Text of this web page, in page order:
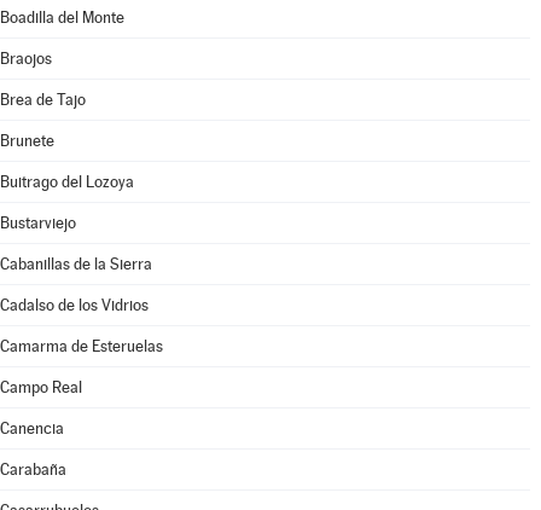
Boadilla del Monte
Braojos
Brea de Tajo
Brunete
Buitrago del Lozoya
Bustarviejo
Cabanillas de la Sierra
Cadalso de los Vidrios
Camarma de Esteruelas
Campo Real
Canencia
Carabaña